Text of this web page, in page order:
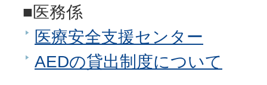
■医務係
医療安全支援センター
AEDの貸出制度について